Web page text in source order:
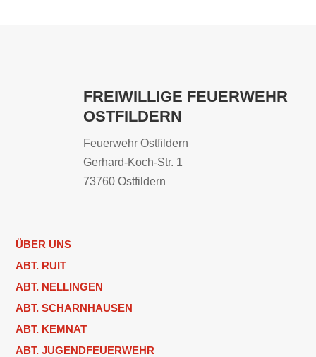
FREIWILLIGE FEUERWEHR
OSTFILDERN
Feuerwehr Ostfildern
Gerhard-Koch-Str. 1
73760 Ostfildern
ÜBER UNS
ABT. RUIT
ABT. NELLINGEN
ABT. SCHARNHAUSEN
ABT. KEMNAT
ABT. JUGENDFEUERWEHR